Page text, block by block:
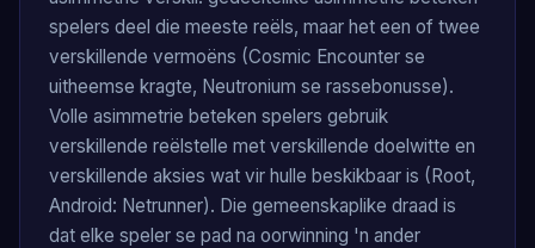
spelers deel die meeste reëls, maar het een of twee
verskillende vermoëns (Cosmic Encounter se
uitheemse kragte, Neutronium se rassebonusse).
Volle asimmetrie beteken spelers gebruik
verskillende reëlstelle met verskillende doelwitte en
verskillende aksies wat vir hulle beskikbaar is (Root,
Android: Netrunner). Die gemeenskaplike draad is
dat elke speler se pad na oorwinning 'n ander